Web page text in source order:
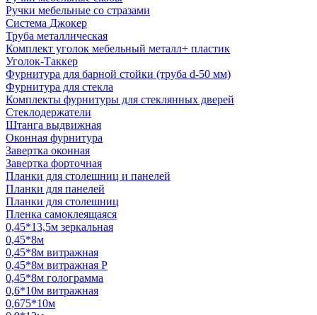
Ручки мебельные со стразами
Система Джокер
Труба металлическая
Комплект уголок мебельный металл+ пластик
Уголок-Таккер
Фурнитура для барной стойки (труба d-50 мм)
Фурнитура для стекла
Комплекты фурнитуры для стеклянных дверей
Стеклодержатели
Штанга выдвижная
Оконная фурнитура
Завертка оконная
Завертка форточная
Планки для столешниц и панелей
Планки для панелей
Планки для столешниц
Пленка самоклеящаяся
0,45*13,5м зеркальная
0,45*8м
0,45*8м витражная
0,45*8м витражная Р
0,45*8м голограмма
0,6*10м витражная
0,675*10м